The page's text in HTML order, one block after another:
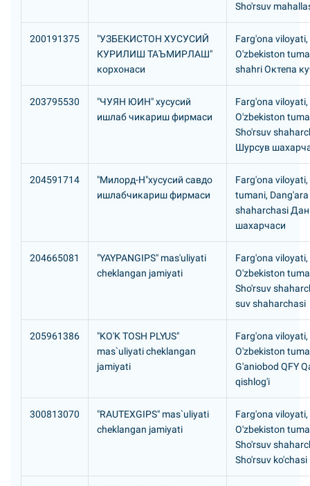
Sho'rsuv
200191375
"УЗБЕКИСТОH ХУСУСИЙ
КУРИЛИШ ТАЪМИРЛАШ"
корхонаси
Farg'ona viloyati,
O'zbekiston
shahri Октепа
203795530
"ЧУЯH ЮИH" хусусий
ишлаб чикариш фирмаси
Farg'ona viloyati,
O'zbekiston
Sho'rsuv
Шурсув
204591714
"Милорд-H"хусусий савдо
ишлабчикариш фирмаси
Farg'ona
tumani, Dang'ara
shaharchasi
шахарчаси
204665081
"YAYPANGIPS" mas'uliyati
cheklangan jamiyati
Farg'ona viloyati,
O'zbekiston
Sho'rsuv
suv shaharchasi
205961386
"KO'K TOSH PLYUS"
mas`uliyati cheklangan
jamiyati
Farg'ona viloyati,
O'zbekiston
G'aniobod QFY
qishlog'i
300813070
"RAUTEXGIPS" mas`uliyati
cheklangan jamiyati
Farg'ona viloyati,
O'zbekiston
Sho'rsuv
Sho'rsuv ko'chasi